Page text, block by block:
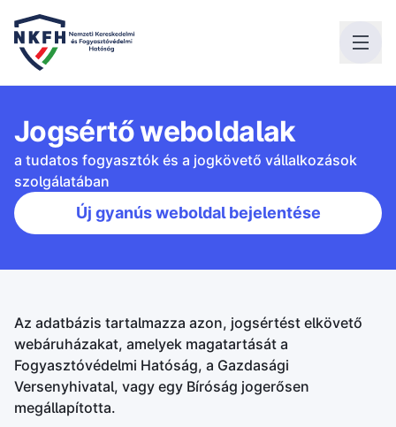
Jogsértő weboldalak
a tudatos fogyasztók és a jogkövető vállalkozások
szolgálatában
Új gyanús weboldal bejelentése
Az adatbázis tartalmazza azon, jogsértést elkövető
webáruházakat, amelyek magatartását a
Fogyasztóvédelmi Hatóság, a Gazdasági
Versenyhivatal, vagy egy Bíróság jogerősen
megállapította.